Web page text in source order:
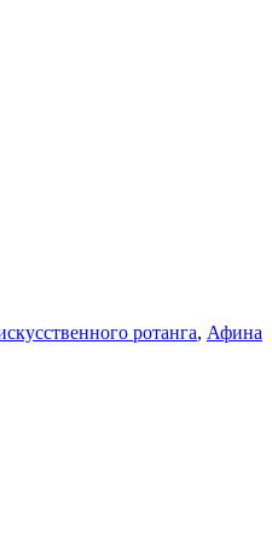
ротанга, Афина